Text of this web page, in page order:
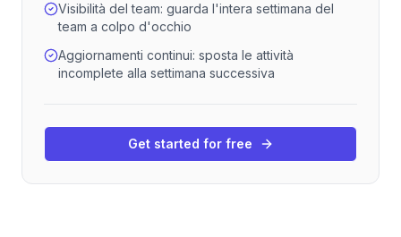
Visibilità del team: guarda l'intera settimana del
team a colpo d'occhio
Aggiornamenti continui: sposta le attività
incomplete alla settimana successiva
Get started for free